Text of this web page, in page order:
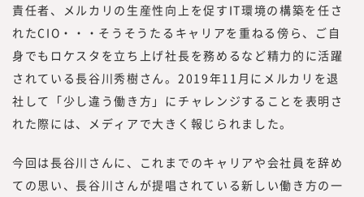
り「これらのノウハウや事例をもっと知りた
い」といった声を多くいただく機会が増えま
した。
また、昨今、オープンイノベーションやリス
キリングに関するお問い合わせや引き合いも
増えていることから、このたび、『みらいワ
ークス総合研究所』にて、外部人材活用や新
規事業、人的資本経営／リスキリング、サス
テナビリティに関する調査・研究、情報を提
責任者、メルカリの生産性向上を促すIT環境の構築を任さ
れたCIO・・・そうそうたるキャリアを重ねる傍ら、ご自
身でもロケスタを立ち上げ社長を務めるなど精力的に活躍
されている長谷川秀樹さん。2019年11月にメルカリを退
社して「少し違う働き方」にチャレンジすることを表明さ
れた際には、メディアで大きく報じられました。
今回は長谷川さんに、これまでのキャリアや会社員を辞め
ての思い、長谷川さんが提唱されている新しい働き方の一